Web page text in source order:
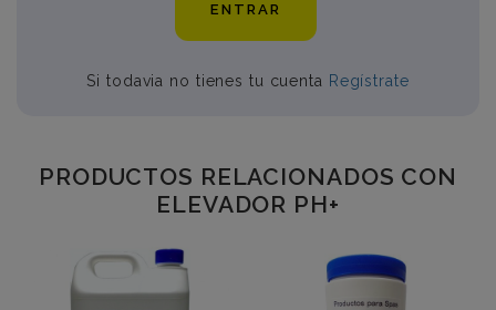
ENTRAR
Si todavia no tienes tu cuenta Regístrate
PRODUCTOS RELACIONADOS CON
ELEVADOR PH+